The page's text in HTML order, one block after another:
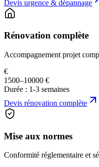
Devis urgence & dépannage
Rénovation complète
Accompagnement projet
€
1500–10000 €
Durée : 1-3 semaines
Devis rénovation complète
Mise aux normes
Conformité réglementaire et